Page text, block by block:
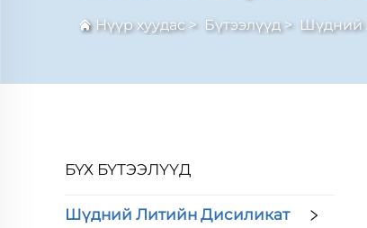
Нүүр хуудас > Бүтээлүүд> Шүдний
БҮХ БҮТЭЭЛҮҮД
Шүдний Литийн Дисиликат